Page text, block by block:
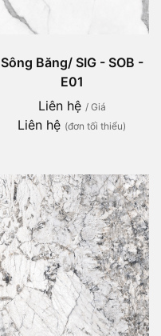
Sông Băng/ SIG - SOB -
E01
Liên hệ / Giá
Liên hệ (đơn tối thiểu)